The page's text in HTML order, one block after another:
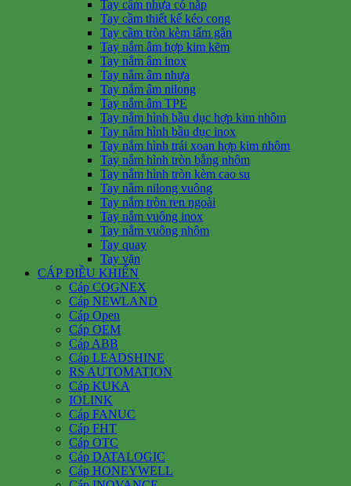
Tay cầm nhựa có nắp
Tay cầm thiết kế kéo cong
Tay cầm tròn kèm tấm gắn
Tay nắm âm hợp kim kẽm
Tay nắm âm inox
Tay nắm âm nhựa
Tay nắm âm nilong
Tay nắm âm TPE
Tay nắm hình bầu dục hợp kim nhôm
Tay nắm hình bầu dục inox
Tay nắm hình trái xoan hợp kim nhôm
Tay nắm hình tròn bằng nhôm
Tay nắm hình tròn kèm cao su
Tay nắm nilong vuông
Tay nắm tròn ren ngoài
Tay nắm vuông inox
Tay nắm vuông nhôm
Tay quay
Tay vặn
CÁP ĐIỀU KHIỂN
Cáp COGNEX
Cáp NEWLAND
Cáp Open
Cáp OEM
Cáp ABB
Cáp LEADSHINE
RS AUTOMATION
Cáp KUKA
IOLINK
Cáp FANUC
Cáp FHT
Cáp OTC
Cáp DATALOGIC
Cáp HONEYWELL